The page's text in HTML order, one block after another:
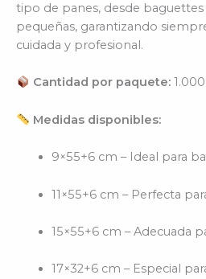
tipo de panes, desde baguettes
pequeñas, garantizando
cuidada y profesional.
Cantidad por paquete:
Medidas disponibles:
9×55+6 cm – Ideal para
11×55+6 cm – Perfecta
15×55+6 cm – Adecuada
17×32+6 cm – Especial